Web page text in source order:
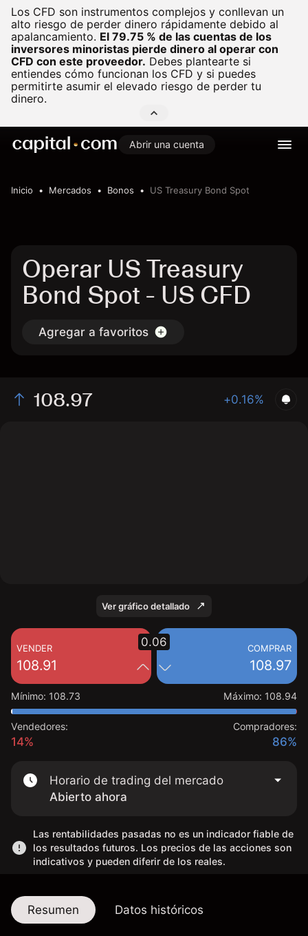
Los CFD son instrumentos complejos y conllevan un
alto riesgo de perder dinero rápidamente debido al
apalancamiento. El 79.75 % de las cuentas de los
inversores minoristas pierde dinero al operar con
CFD con este proveedor. Debes plantearte si
entiendes cómo funcionan los CFD y si puedes
permitirte asumir el elevado riesgo de perder tu
dinero.
Abrir una cuenta
Inicio Mercados Bonos US Treasury Bond Spot
Operar US Treasury
Bond Spot - US CFD
Agregar a favoritos
108.97 +0.16%
Ver gráfico detallado
VENDER
108.91
COMPRAR
108.97
0.06
Mínimo: 108.73 Máximo: 108.94
Vendedores:
14%
Compradores:
86%
Horario de trading del mercado
Abierto ahora
Las rentabilidades pasadas no es un indicador fiable de
los resultados futuros. Los precios de las acciones son
indicativos y pueden diferir de los reales.
Resumen Datos históricos